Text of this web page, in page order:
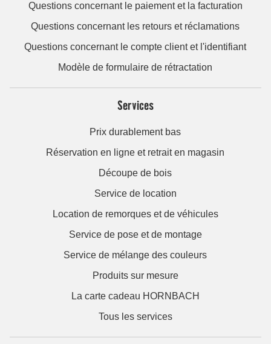
Questions concernant le paiement et la facturation
Questions concernant les retours et réclamations
Questions concernant le compte client et l'identifiant
Modèle de formulaire de rétractation
Services
Prix durablement bas
Réservation en ligne et retrait en magasin
Découpe de bois
Service de location
Location de remorques et de véhicules
Service de pose et de montage
Service de mélange des couleurs
Produits sur mesure
La carte cadeau HORNBACH
Tous les services